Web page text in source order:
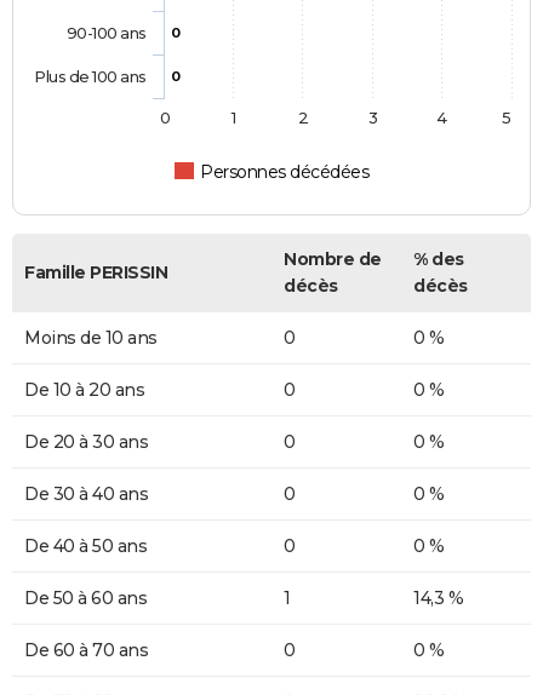
0
0
Personnes décédées
90-100 ans
Plus de 100 ans
0 1 2 3 4 5
Famille PERISSIN
Nombre de
décès
% des
décès
Moins de 10 ans 0 0 %
De 10 à 20 ans 0 0 %
De 20 à 30 ans 0 0 %
De 30 à 40 ans 0 0 %
De 40 à 50 ans 0 0 %
De 50 à 60 ans 1 14,3 %
De 60 à 70 ans 0 0 %